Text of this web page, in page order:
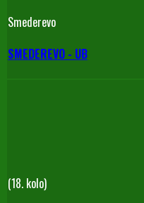
Smederevo
SMEDEREVO - UB
(18. kolo)